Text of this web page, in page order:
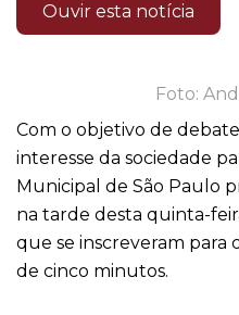
Ouvir esta notícia
Com o objetivo de
interesse da sociedade
Municipal de São Paulo
na tarde desta quinta-
que se inscreveram para
de cinco minutos.